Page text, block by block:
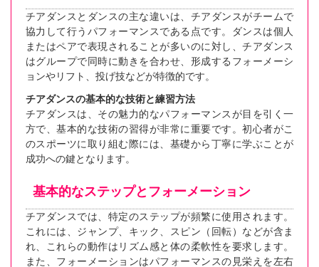
チアダンスとダンスの主な違いは、チアダンスがチームで
協力して行うパフォーマンスである点です。ダンスは個人
またはペアで表現されることが多いのに対し、チアダンス
はグループで同時に動きを合わせ、形成するフォーメーシ
ョンやリフト、投げ技などが特徴的です。
チアダンスの基本的な技術と練習方法
チアダンスは、その魅力的なパフォーマンスが目を引く一
方で、基本的な技術の習得が非常に重要です。初心者がこ
のスポーツに取り組む際には、基礎から丁寧に学ぶことが
成功への鍵となります。
基本的なステップとフォーメーション
チアダンスでは、特定のステップが頻繁に使用されます。
これには、ジャンプ、キック、スピン（回転）などが含ま
れ、これらの動作はリズム感と体の柔軟性を要求します。
また、フォーメーションはパフォーマンスの見栄えを左右